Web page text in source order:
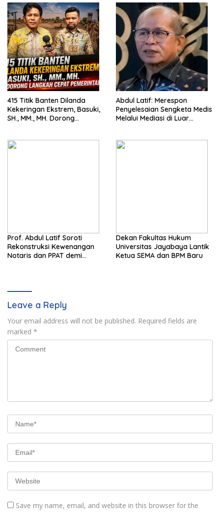
415 Titik Banten Dilanda
Kekeringan Ekstrem, Basuki,
SH., MM., MH. Dorong
Abdul Latif: Merespon
Penyelesaian Sengketa Medis
Melalui Mediasi di Luar
Prof. Abdul Latif Soroti
Rekonstruksi Kewenangan
Notaris dan PPAT demi
Dekan Fakultas Hukum
Universitas Jayabaya Lantik
Ketua SEMA dan BPM Baru
Leave a Reply
Your email address will not be published. Required fields are
marked *
Save my name, email, and website in this browser for the